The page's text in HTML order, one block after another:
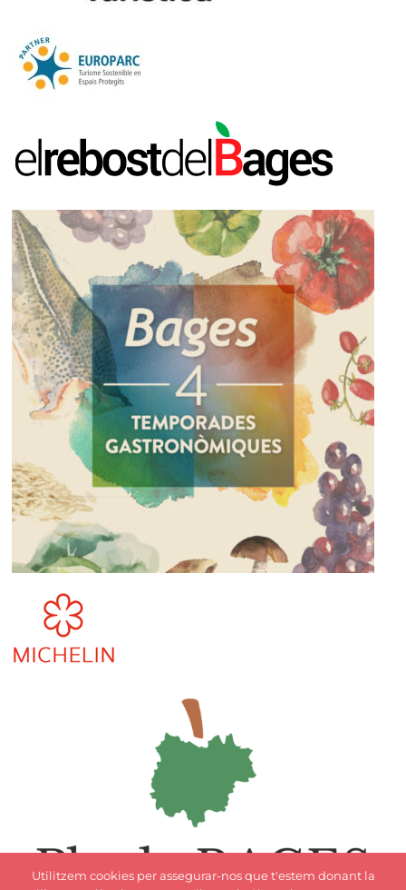
Utilitzem cookies per assegurar-nos que t'estem donant la